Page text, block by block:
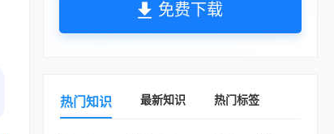
免费下载
热门知识 最新知识 热门标签